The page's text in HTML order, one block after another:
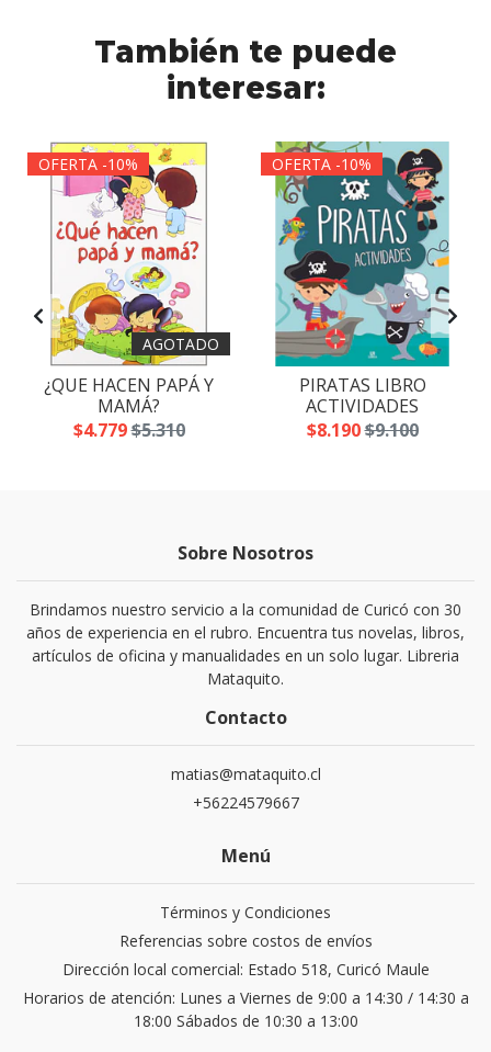
También te puede
interesar:
OFERTA -10%
AGOTADO
¿QUE HACEN PAPÁ Y
MAMÁ?
$4.779$5.310
OFERTA -10%
PIRATAS LIBRO
ACTIVIDADES
$8.190$9.100
Sobre Nosotros
Brindamos nuestro servicio a la comunidad de Curicó con 30
años de experiencia en el rubro. Encuentra tus novelas, libros,
artículos de oficina y manualidades en un solo lugar. Libreria
Mataquito.
Contacto
matias@mataquito.cl
+56224579667
Menú
Términos y Condiciones
Referencias sobre costos de envíos
Dirección local comercial: Estado 518, Curicó Maule
Horarios de atención: Lunes a Viernes de 9:00 a 14:30 / 14:30 a
18:00 Sábados de 10:30 a 13:00